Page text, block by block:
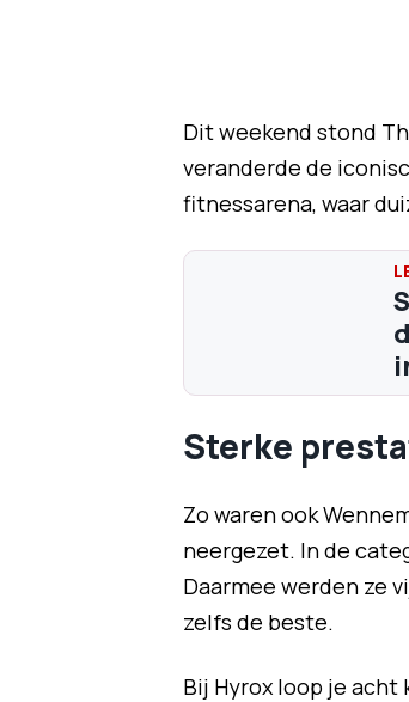
Dit weekend stond
veranderde de
fitnessarena, waar
Sterke
Zo waren ook
neergezet. In de
Daarmee werden ze
zelfs de beste.
Bij Hyrox loop je